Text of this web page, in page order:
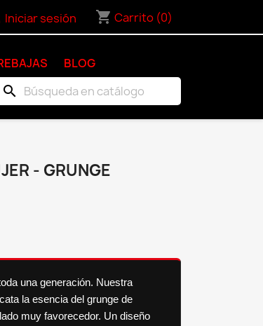
Iniciar sesión shopping_cart Carrito (0)
BLOG
search
- GRUNGE
una generación. Nuestra
la esencia del grunge de
muy favorecedor. Un diseño